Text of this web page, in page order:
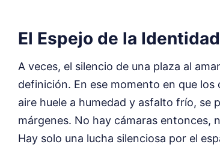
El Espejo de la
A veces, el silencio de una plaza al
definición. En ese momento en que
aire huele a humedad y asfalto frío, se
márgenes. No hay cámaras entonces,
Hay solo una lucha silenciosa por el